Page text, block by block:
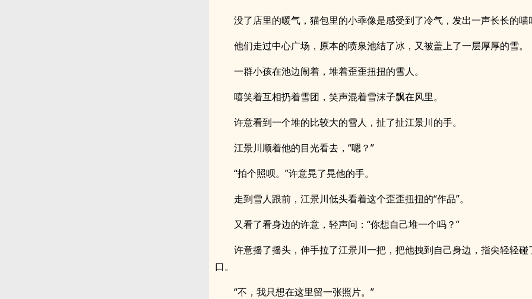
没了店里的暖气，猫包里的小乖像是感受到了冷气，发出一声长长的喵
他们走过中心广场，原本的喷泉池结了冰，又被盖上了一层厚厚的雪。
一群小孩在池边闹着，堆着歪歪扭扭的雪人。
嘻笑着互相扔着雪团，笑声混着雪沫子飘在风里。
许意看到一个堆的比较大的雪人，扯了扯江景川的手。
江景川顺着他的目光看去，“嗯？”
“拍个照呗。”许意晃了晃他的手。
走到雪人跟前，江景川低头看着这个歪歪扭扭的“作品”。
又看了看身边的许意，轻声问：“你想自己堆一个吗？”
许意摇了摇头，伸手拉了江景川一把，把他拽到自己身边，指尖轻轻碰
口。
“不，我只想在这里留一张照片。”